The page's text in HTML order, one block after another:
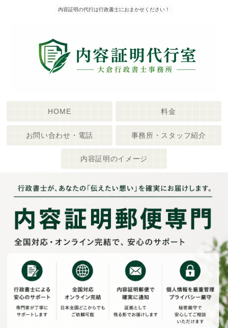
内容証明の代行は行政書士におまかせください！
HOME 料金
お問い合わせ・電話 事務所・スタッフ紹介
内容証明のイメージ